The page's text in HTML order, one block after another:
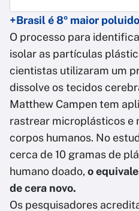
+Brasil é 8º maior
O processo para
isolar as partículas
cientistas utilizaram um
dissolve os tecidos
Matthew Campen tem
rastrear microplásticos e
corpos humanos. No
cerca de 10 gramas de
humano doado, o
de cera novo.
Os pesquisadores